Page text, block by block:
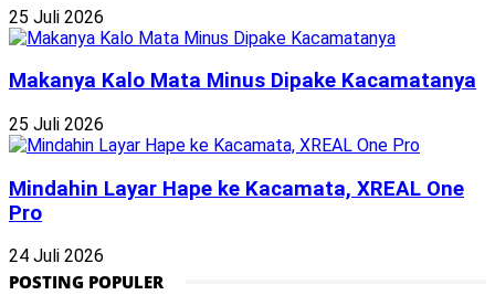
25 Juli 2026
Makanya Kalo Mata Minus Dipake Kacamatanya
25 Juli 2026
Mindahin Layar Hape ke Kacamata, XREAL One
Pro
24 Juli 2026
POSTING POPULER